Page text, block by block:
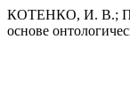
КОТЕНКО, И. В.;
основе